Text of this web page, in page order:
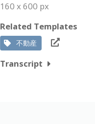
160 x 600 px
Related Templates
不動産
Transcript